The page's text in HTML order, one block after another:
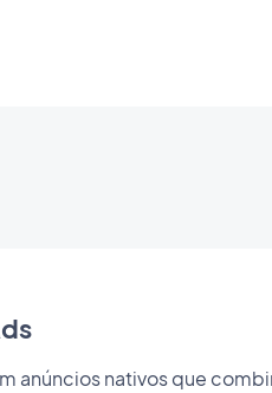
anúncios nativos que